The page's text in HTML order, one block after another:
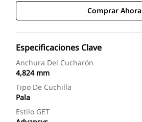
Comprar Ahora
Especificaciones Clave
Anchura Del Cucharón
4,824 mm
Tipo De Cuchilla
Pala
Estilo GET